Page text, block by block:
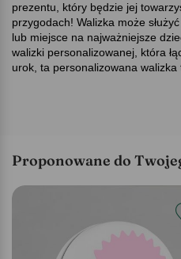
prezentu, który będzie jej
przygodach! Walizka może
lub miejsce na najważniejsze
walizki personalizowanej, która
urok, ta personalizowana walizka
Proponowane do